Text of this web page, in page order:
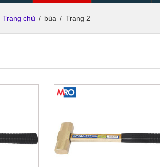
Trang chủ / búa / Trang 2